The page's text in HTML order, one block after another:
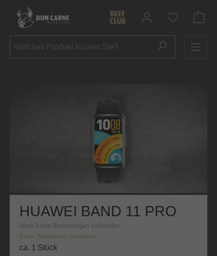
springen
Du hast 0
HUAWEI BAND 11 PRO
Noch keine Bewertungen vorhanden
Erste Bewertung schreiben
ca. 1 Stück